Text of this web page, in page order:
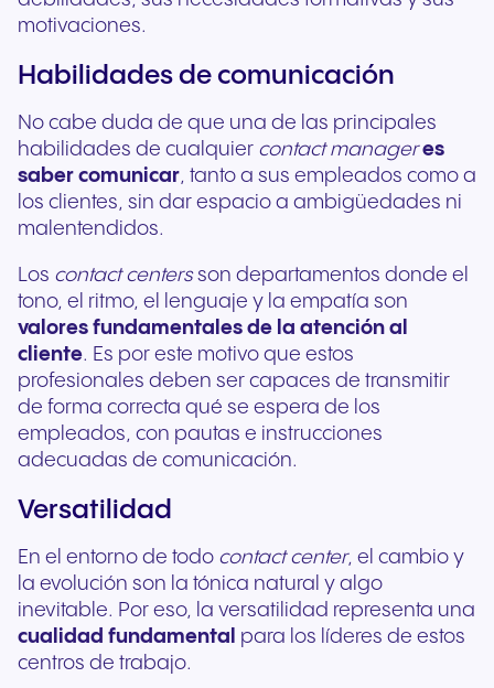
motivaciones.
Habilidades de comunicación
No cabe duda de que una de las principales
habilidades de cualquier contact manageres
saber comunicar, tanto a sus empleados como a
los clientes, sin dar espacio a ambigüedades ni
malentendidos.
Los contact centersson departamentos donde el
tono, el ritmo, el lenguaje y la empatía son
valores fundamentales de la atención al
cliente. Es por este motivo que estos
profesionales deben ser capaces de transmitir
de forma correcta qué se espera de los
empleados, con pautas e instrucciones
adecuadas de comunicación.
Versatilidad
En el entorno de todo contact center, el cambio y
la evolución son la tónica natural y algo
inevitable. Por eso, la versatilidad representa una
cualidad fundamental para los líderes de estos
centros de trabajo.